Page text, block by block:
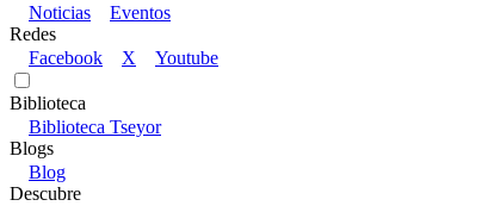
Noticias
Eventos
Redes
Facebook
X Youtube
Biblioteca
Biblioteca Tseyor
Blogs
Blog
Descubre